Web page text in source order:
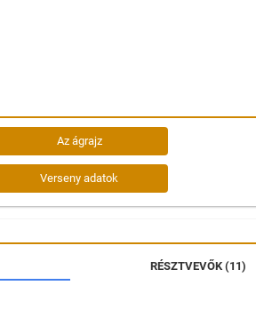
Az ágrajz
Verseny adatok
RÉSZTVEVŐK (11)